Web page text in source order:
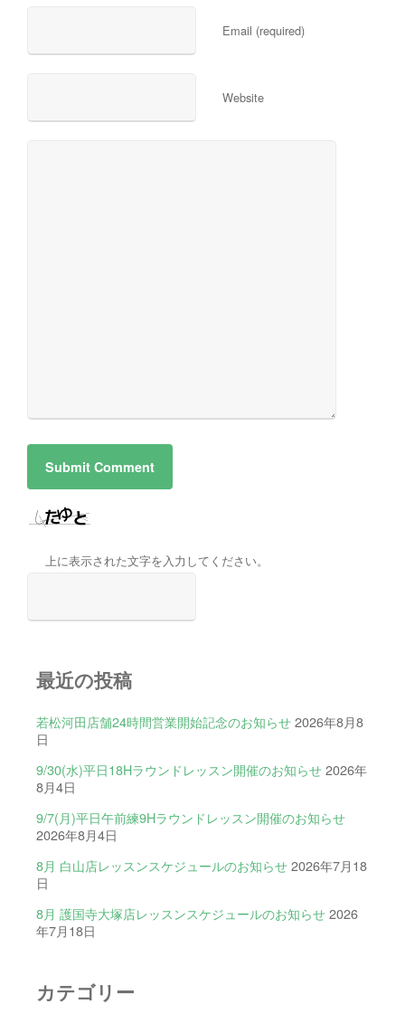
Email (required)
Website
上に表示された文字を入力してください。
最近の投稿
若松河田店舗24時間営業開始記念のお知らせ 2026年8月8
日
9/30(水)平日18Hラウンドレッスン開催のお知らせ 2026年
8月4日
9/7(月)平日午前練9Hラウンドレッスン開催のお知らせ
2026年8月4日
8月 白山店レッスンスケジュールのお知らせ 2026年7月18
日
8月 護国寺大塚店レッスンスケジュールのお知らせ 2026
年7月18日
カテゴリー